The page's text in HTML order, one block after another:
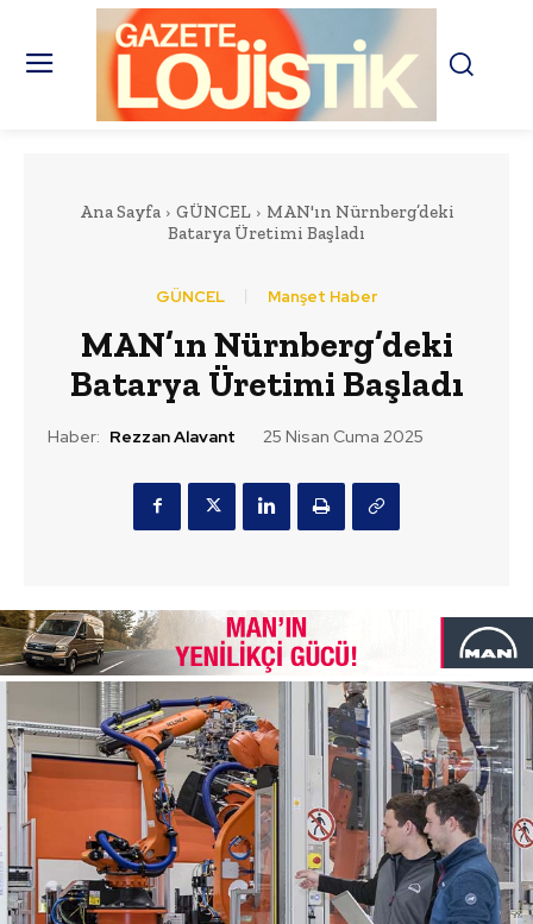
Ana Sayfa GÜNCEL
MAN'ın Nürnberg’deki
Batarya Üretimi Başladı
GÜNCEL Manşet Haber
MAN’ın Nürnberg’deki
Batarya Üretimi Başladı
Haber: Rezzan Alavant 25 Nisan Cuma 2025